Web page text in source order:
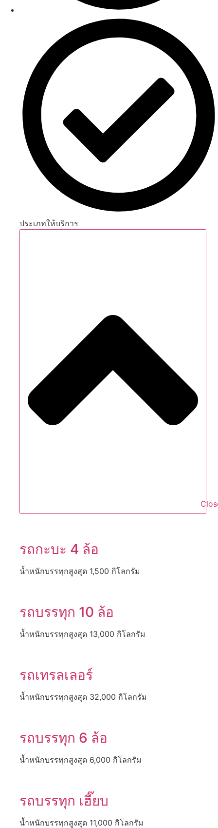
ประเภทให้บริการ
รถกะบะ 4 ล้อ
น้ำหนักบรรทุกสูงสุด 1,500 กิโลกรัม
รถบรรทุก 10 ล้อ
น้ำหนักบรรทุกสูงสุด 13,000 กิโลกรัม
รถเทรลเลอร์
น้ำหนักบรรทุกสูงสุด 32,000 กิโลกรัม
รถบรรทุก 6 ล้อ
น้ำหนักบรรทุกสูงสุด 6,000 กิโลกรัม
รถบรรทุก เฮี๊ยบ
น้ำหนักบรรทุกสูงสุด 11,000 กิโลกรัม